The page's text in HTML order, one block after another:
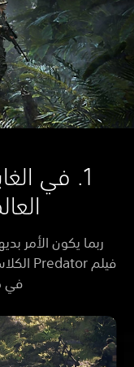
1. في
ربما يكون الأمر
في